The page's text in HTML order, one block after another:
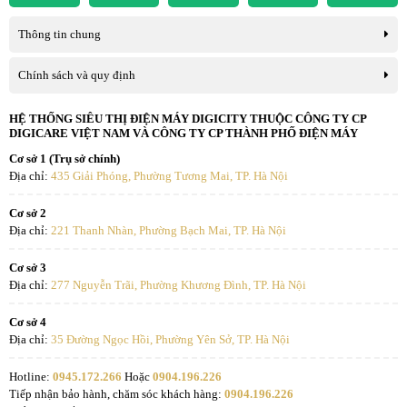
Ngôn ngữ hiển thị
Thông tin chung
Chính sách và quy định
HỆ THỐNG SIÊU THỊ ĐIỆN MÁY DIGICITY THUỘC CÔNG TY CP
DIGICARE VIỆT NAM VÀ CÔNG TY CP THÀNH PHỐ ĐIỆN MÁY
Cơ sở 1 (Trụ sở chính)
Địa chỉ: 435 Giải Phóng, Phường Tương Mai, TP. Hà Nội
Cơ sở 2
Địa chỉ: 221 Thanh Nhàn, Phường Bạch Mai, TP. Hà Nội
Cơ sở 3
Địa chỉ: 277 Nguyễn Trãi, Phường Khương Đình, TP. Hà Nội
Cơ sở 4
Địa chỉ: 35 Đường Ngọc Hồi, Phường Yên Sở, TP. Hà Nội
Hotline: 0945.172.266 Hoặc 0904.196.226
Tiếp nhận bảo hành, chăm sóc khách hàng: 0904.196.226